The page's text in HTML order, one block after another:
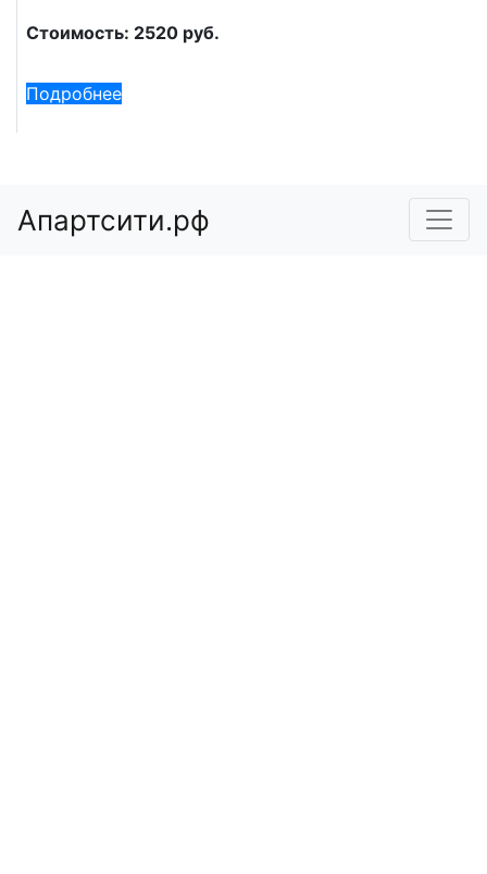
Стоимость: 2520 руб.
Подробнее
Апартсити.рф